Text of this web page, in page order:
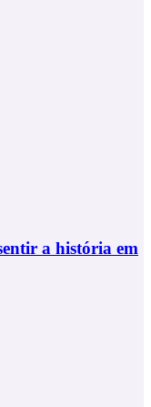
a história em